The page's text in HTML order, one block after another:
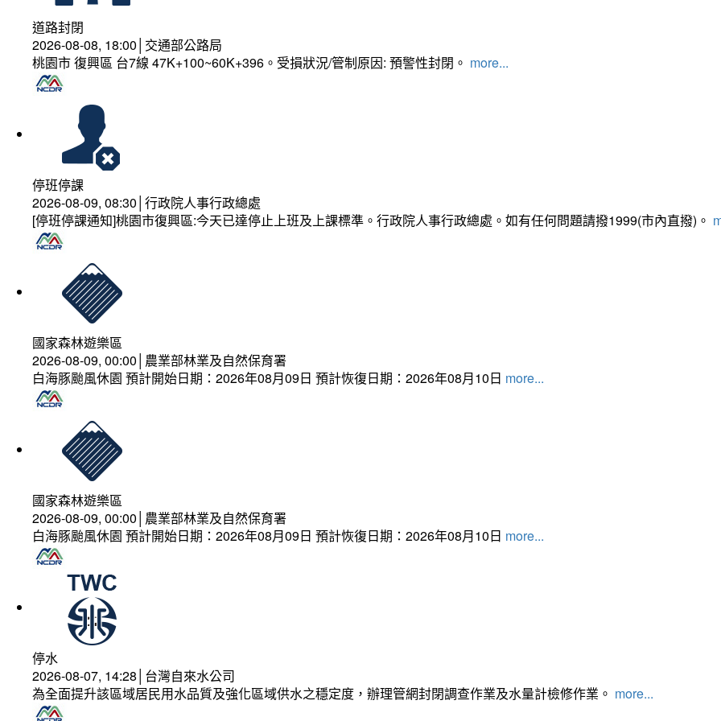
道路封閉
2026-08-08, 18:00│交通部公路局
桃園市 復興區 台7線 47K+100~60K+396。受損狀況/管制原因: 預警性封閉。 more...
停班停課
2026-08-09, 08:30│行政院人事行政總處
[停班停課通知]桃園市復興區:今天已達停止上班及上課標準。行政院人事行政總處。如有任何問題請撥1999(市內直撥)。
國家森林遊樂區
2026-08-09, 00:00│農業部林業及自然保育署
白海豚颱風休園 預計開始日期：2026年08月09日 預計恢復日期：2026年08月10日 more...
國家森林遊樂區
2026-08-09, 00:00│農業部林業及自然保育署
白海豚颱風休園 預計開始日期：2026年08月09日 預計恢復日期：2026年08月10日 more...
停水
2026-08-07, 14:28│台灣自來水公司
為全面提升該區域居民用水品質及強化區域供水之穩定度，辦理管網封閉調查作業及水量計檢修作業。 more...